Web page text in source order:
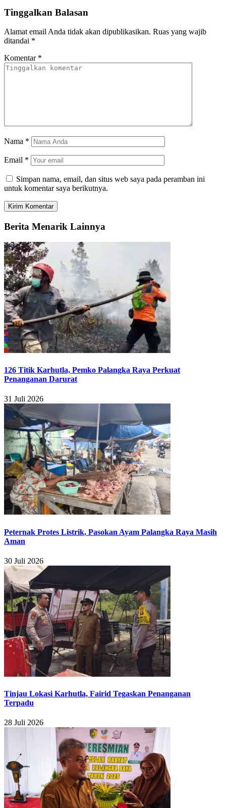
Tinggalkan Balasan
Alamat email Anda tidak akan dipublikasikan. Ruas yang wajib
ditandai *
Komentar *
Nama *
Email *
Simpan nama, email, dan situs web saya pada peramban ini
untuk komentar saya berikutnya.
Berita Menarik Lainnya
126 Titik Karhutla, Pemko Palangka Raya Perkuat
Penanganan Darurat
31 Juli 2026
Peternak Protes Listrik, Pasokan Ayam Palangka Raya Masih
Aman
30 Juli 2026
Tinjau Lokasi Karhutla, Fairid Tegaskan Penanganan
Terpadu
28 Juli 2026